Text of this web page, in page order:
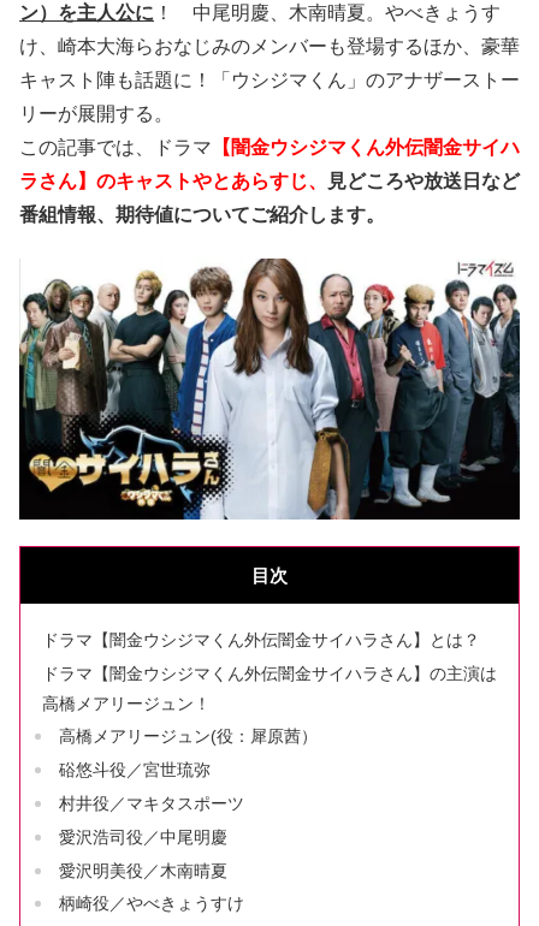
ン）を主人公に ！ 中尾明慶、木南晴夏。 やべきょうす
け、崎本大海らおなじみのメンバーも登場するほか、豪華
キャスト陣も話題に！「ウシジマくん」のアナザーストー
リーが展開する。
この記事では、ドラマ 【闇金ウシジマくん外伝闇金サイハ
ラさん】のキャストやとあらすじ、
見どころや放送日など
番組情報、期待値についてご紹介します。
目次
ドラマ【闇金ウシジマくん外伝闇金サイハラさん】とは？
ドラマ【闇金ウシジマくん外伝闇金サイハラさん】の主演は
高橋メアリージュン！
高橋メアリージュン(役：犀原茜）
硲悠斗役／宮世琉弥
村井役／マキタスポーツ
愛沢浩司役／中尾明慶
愛沢明美役／木南晴夏
柄崎役／やべきょうすけ